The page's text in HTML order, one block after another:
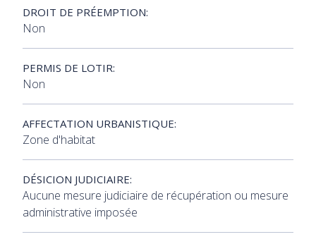
DROIT DE PRÉEMPTION:
Non
PERMIS DE LOTIR:
Non
AFFECTATION URBANISTIQUE:
Zone d'habitat
DÉSICION JUDICIAIRE:
Aucune mesure judiciaire de récupération ou mesure
administrative imposée